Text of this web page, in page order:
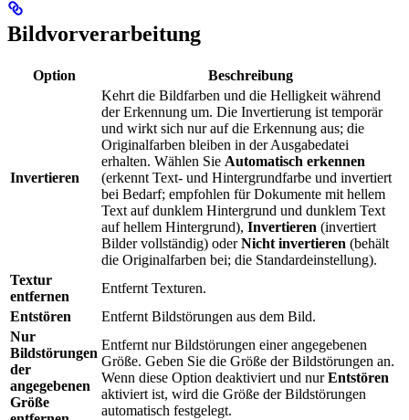
Bildvorverarbeitung
Option Beschreibung
Invertieren
Kehrt die Bildfarben und die Helligkeit während
der Erkennung um. Die Invertierung ist temporär
und wirkt sich nur auf die Erkennung aus; die
Originalfarben bleiben in der Ausgabedatei
erhalten. Wählen Sie Automatisch erkennen
(erkennt Text- und Hintergrundfarbe und invertiert
bei Bedarf; empfohlen für Dokumente mit hellem
Text auf dunklem Hintergrund und dunklem Text
auf hellem Hintergrund), Invertieren (invertiert
Bilder vollständig) oderNicht invertieren (behält
die Originalfarben bei; die Standardeinstellung).
Textur
entfernen
Entfernt Texturen.
Entstören
Entfernt Bildstörungen aus dem Bild.
Nur
Bildstörungen
der
angegebenen
Größe
Entfernt nur Bildstörungen einer angegebenen
Größe. Geben Sie die Größe der Bildstörungen an.
Wenn diese Option deaktiviert und nurEntstören
aktiviert ist, wird die Größe der Bildstörungen
automatisch festgelegt.